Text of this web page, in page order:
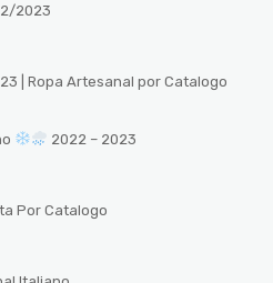
2023
| Ropa Artesanal por Catalogo
2022 – 2023
Por Catalogo